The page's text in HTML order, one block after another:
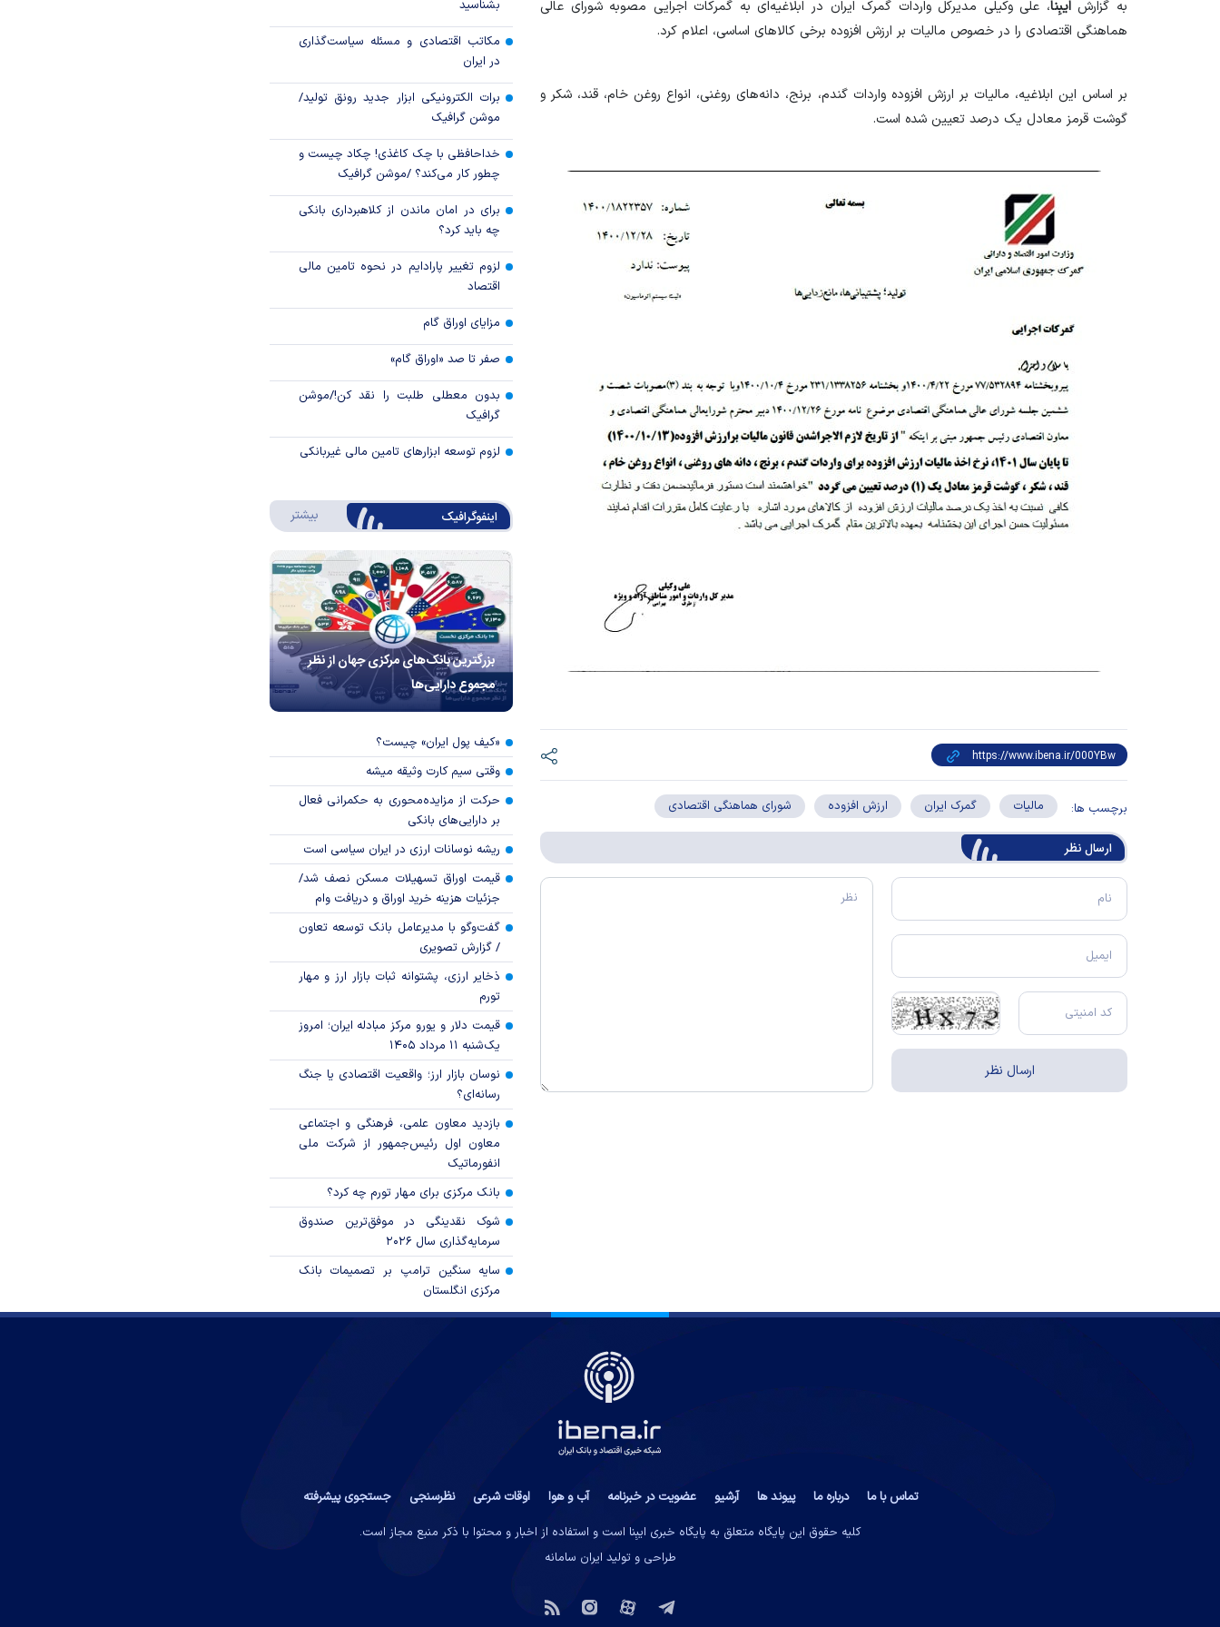
به گزارشایبِنا، علی وکیلی مدیرکل واردات گمرک ایران در ابلاغیه‌ای به گمرکات اجرایی مصوبه شورای عالی
هماهنگی اقتصادی را در خصوص مالیات بر ارزش افزوده برخی کالاهای اساسی، اعلام کرد.
بر اساس این ابلاغیه، مالیات بر ارزش افزوده واردات گندم، برنج، دانه‌های روغنی، انواع روغن خام، قند، شکر و
گوشت قرمز معادل یک درصد تعیین شده است.
برچسب ها: مالیات گمرک ایران ارزش افزوده شورای هماهنگی اقتصادی
ارسال‌ نظر
بسته‌های معیشتی
بازارهای آسیا صعود کردند
تغییر زمان‌بندی شارژ کالابرگ/ برخی
خانوار‌ها اعتبار را ماه بعد دریافت
می‌کنند
بشناسید
مکاتب اقتصادی و مسئله سیاست‌گذاری
در ایران
برات الکترونیکی ابزار جدید رونق تولید/
موشن گرافیک
خداحافظی با چک کاغذی! چکاد چیست و
چطور کار می‌کند؟ /موشن گرافیک
برای در امان ماندن از کلاهبرداری بانکی
چه باید کرد؟
لزوم تغییر پارادایم در نحوه تامین مالی
اقتصاد
مزایای اوراق گام
صفر تا صد «اوراق گام»
بدون معطلی طلبت را نقد کن!/موشن
گرافیک
لزوم توسعه ابزارهای تامین مالی غیربانکی
اینفوگرافیک بیشتر درباره اینفوگرافیک
بزرگترین بانک‌های مرکزی جهان از نظر
مجموع دارایی‌ها
«کیف پول ایران» چیست؟
وقتی سیم کارت وثیقه میشه
حرکت از مزایده‌محوری به حکمرانی فعال
بر دارایی‌های بانکی
ریشه نوسانات ارزی در ایران سیاسی است
قیمت اوراق تسهیلات مسکن نصف شد/
جزئیات هزینه خرید اوراق و دریافت وام
گفت‌وگو با مدیرعامل بانک توسعه تعاون
/ گزارش تصویری
ذخایر ارزی، پشتوانه ثبات بازار ارز و مهار
تورم
قیمت دلار و یورو مرکز مبادله ایران؛ امروز
یک‌شنبه ۱۱ مرداد ۱۴۰۵
نوسان بازار ارز؛ واقعیت اقتصادی یا جنگ
رسانه‌ای؟
بازدید معاون علمی، فرهنگی و اجتماعی
معاون اول رئیس‌جمهور از شرکت ملی
انفورماتیک
بانک مرکزی برای مهار تورم چه کرد؟
شوک نقدینگی در موفق‌ترین صندوق
سرمایه‌گذاری سال ۲۰۲۶
سایه سنگین ترامپ بر تصمیمات بانک
مرکزی انگلستان
تماس با ما درباره ما پیوند ها آرشیو عضویت در خبرنامه آب و هوا اوقات شرعی نظرسنجی
جستجوی پیشرفته
کلیه حقوق این پایگاه متعلق به پایگاه خبری ایبِنا است و استفاده از اخبار و محتوا با ذکر منبع مجاز است.
طراحی و تولید ایران سامانه